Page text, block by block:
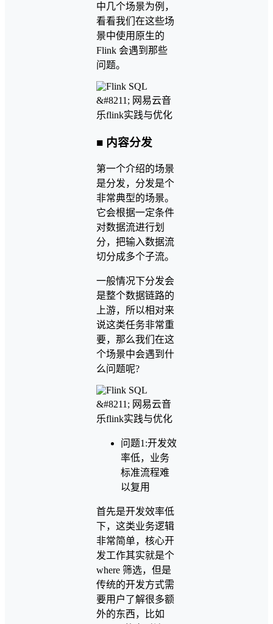
中几个场景为例，
看看我们在这些场
景中使用原生的
Flink 会遇到那些
问题。
■ 内容分发
第一个介绍的场景
是分发，分发是个
非常典型的场景。
它会根据一定条件
对数据流进行划
分，把输入数据流
切分成多个子流。
一般情况下分发会
是整个数据链路的
上游，所以相对来
说这类任务非常重
要，那么我们在这
个场景中会遇到什
么问题呢?
问题1:开发效
率低，业务
标准流程难
以复用
首先是开发效率低
下，这类业务逻辑
非常简单，核心开
发工作其实就是个
where 筛选，但是
传统的开发方式需
要用户了解很多额
外的东西，比如